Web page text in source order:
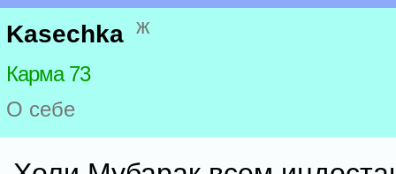
Kasechka ж
Карма 73
О себе